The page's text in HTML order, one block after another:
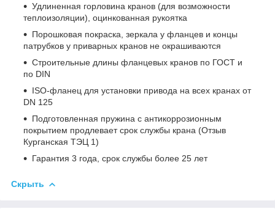
Удлиненная горловина кранов (для возможности
теплоизоляции), оцинкованная рукоятка
Порошковая покраска, зеркала у фланцев и концы
патрубков у приварных кранов не окрашиваются
Строительные длины фланцевых кранов по ГОСТ и
по DIN
ISO-фланец для установки привода на всех кранах от
DN 125
Подготовленная пружина с антикоррозионным
покрытием продлевает срок службы крана (Отзыв
Курганская ТЭЦ 1)
Гарантия 3 года, срок службы более 25 лет
Скрыть